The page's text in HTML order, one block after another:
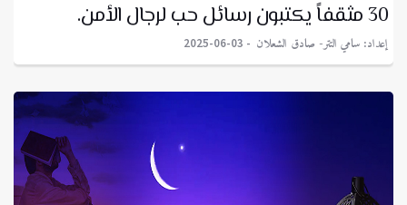
30 مثقفاً يكتبون رسائل حب لرجال الأمن.
إعداد: سامي التتر- صادق الشعلان 2025-06-03